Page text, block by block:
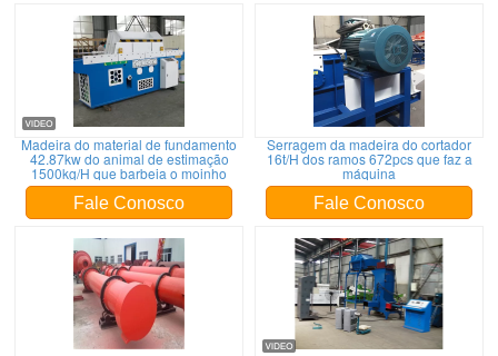
Madeira do material de fundamento
42.87kw do animal de estimação
1500kg/H que barbeia o moinho
Fale Conosco
Serragem da madeira do cortador
16t/H dos ramos 672pcs que faz a
máquina
Fale Conosco